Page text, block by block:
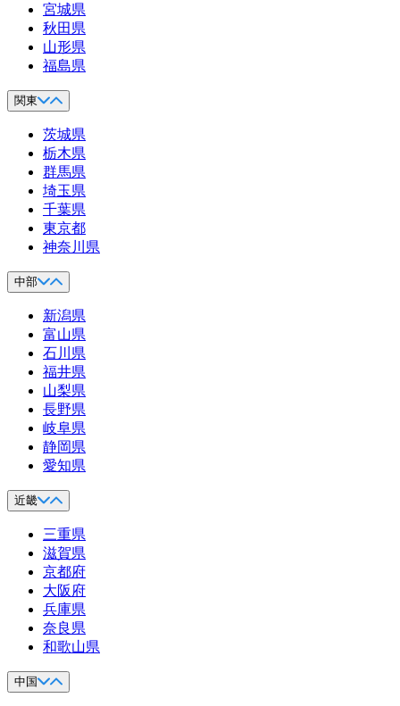
宮城県
秋田県
山形県
福島県
関東
茨城県
栃木県
群馬県
埼玉県
千葉県
東京都
神奈川県
中部
新潟県
富山県
石川県
福井県
山梨県
長野県
岐阜県
静岡県
愛知県
近畿
三重県
滋賀県
京都府
大阪府
兵庫県
奈良県
和歌山県
中国